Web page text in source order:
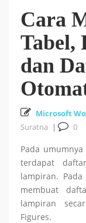
Cara Install
24.04 LTS 26
Cara Mencari Jurnal
5 October 2025
September 2025
Tutorial Bahasa R :
Cara
Tabel,
dan
Microsoft
Suratna
| 0
Pada
terdapat
lampiran.
membuat
lampiran
Figures.